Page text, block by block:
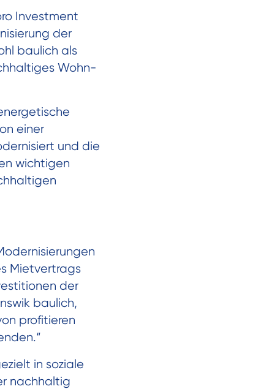
Investment
der
baulich als
Wohn-
einer
und die
wichtigen
Mietvertrags
der
baulich,
profitieren
in soziale
nachhaltig